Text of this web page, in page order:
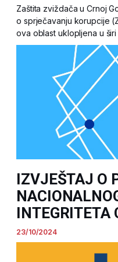
Zaštita zviždača u Crnoj
o sprječavanju korupcije
ova oblast uklopljena u
IZVJEŠTAJ O
INTEGRITETA
23/10/2024